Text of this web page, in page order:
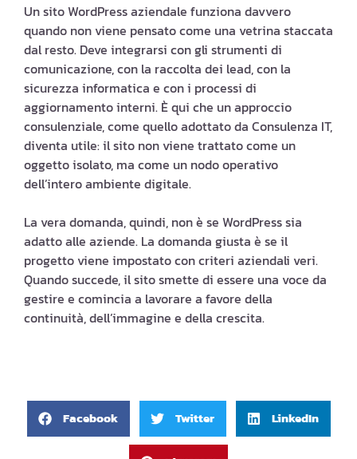
Un sito WordPress aziendale funziona davvero
quando non viene pensato come una vetrina staccata
dal resto. Deve integrarsi con gli strumenti di
comunicazione, con la raccolta dei lead, con la
sicurezza informatica e con i processi di
aggiornamento interni. È qui che un approccio
consulenziale, come quello adottato da Consulenza IT,
diventa utile: il sito non viene trattato come un
oggetto isolato, ma come un nodo operativo
dell’intero ambiente digitale.
La vera domanda, quindi, non è se WordPress sia
adatto alle aziende. La domanda giusta è se il
progetto viene impostato con criteri aziendali veri.
Quando succede, il sito smette di essere una voce da
gestire e comincia a lavorare a favore della
continuità, dell’immagine e della crescita.
Facebook Twitter LinkedIn